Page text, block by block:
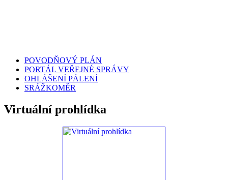
POVODŇOVÝ PLÁN
PORTÁL VEŘEJNÉ SPRÁVY
OHLÁŠENÍ PÁLENÍ
SRÁŽKOMĚR
Virtuální prohlídka